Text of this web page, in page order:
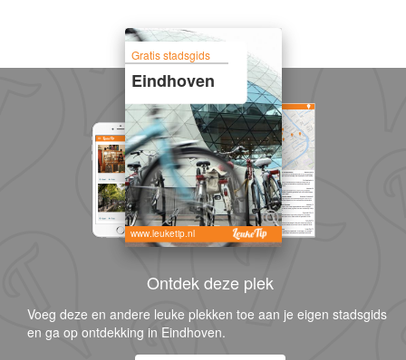
Gratis stadsgids
Eindhoven
www.leuketip.nl
Ontdek deze plek
Voeg deze en andere leuke plekken toe aan je eigen stadsgids
en ga op ontdekking in Eindhoven.